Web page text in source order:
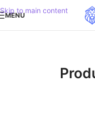
Skip to main content
MENU